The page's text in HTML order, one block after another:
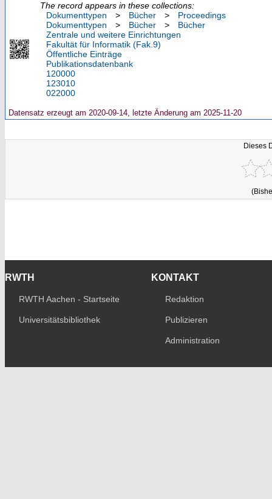
The record appears in these collections:
Dokumenttypen
> Bücher >
Proceedings
Dokumenttypen
> Bücher >
Bücher
Zentrale und weitere Einrichtungen
Fakultät für Informatik (Fak.9)
Öffentliche Einträge
Publikationsdatenbank
120000
123010
022000
Datensatz erzeugt am 2020-09-14, letzte Änderung am 2025-11-20
Dieses
RWTH
RWTH Aachen - Startseite
Universitätsbibliothek
KONTAKT
Redaktion
Publizieren
Administration